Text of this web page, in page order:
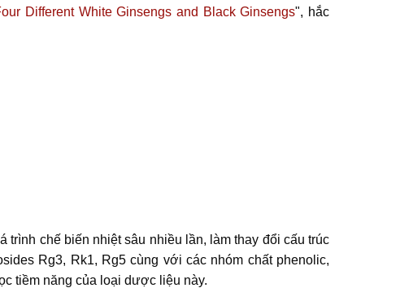
Different White Ginsengs and Black Ginsengs", hắc
trình chế biến nhiệt sâu nhiều lần, làm thay đổi cấu trúc
Rg3, Rk1, Rg5 cùng với các nhóm chất phenolic,
tiềm năng của loại dược liệu này.